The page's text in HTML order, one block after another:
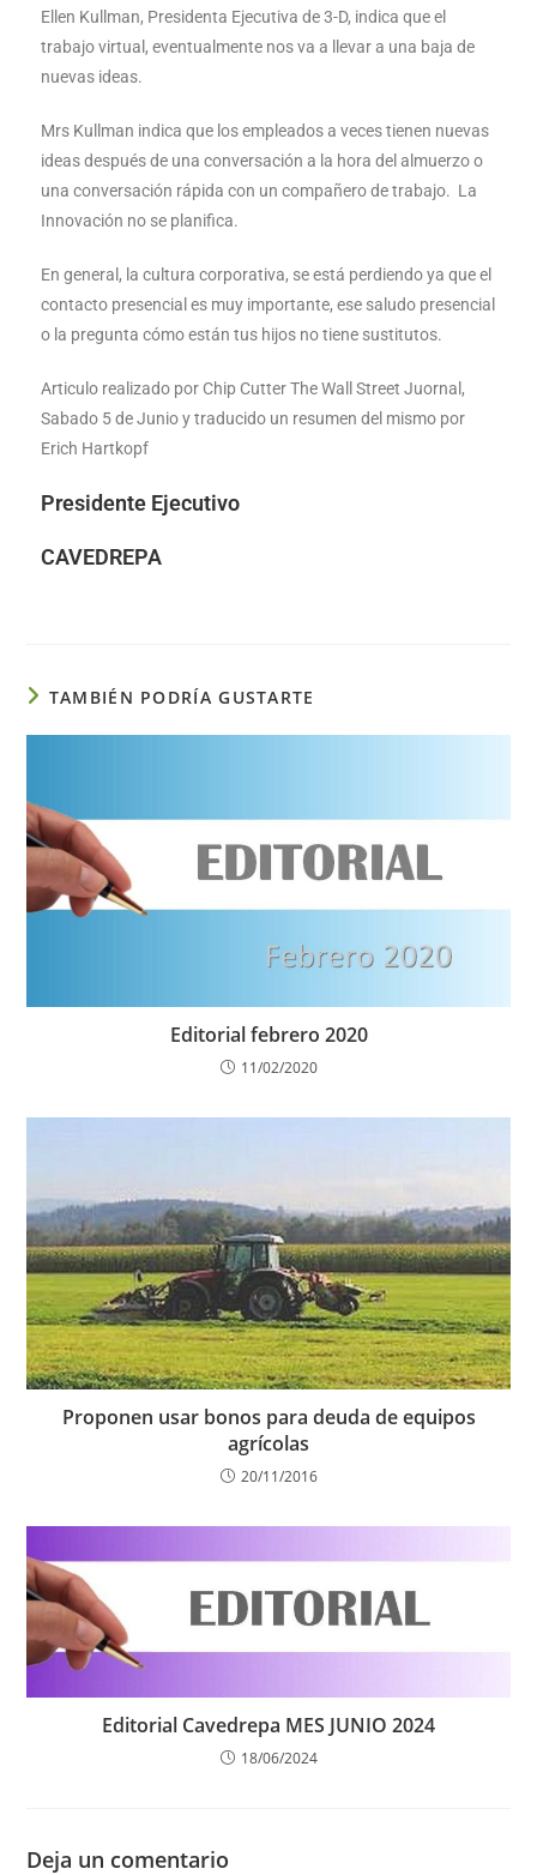
Ellen Kullman, Presidenta Ejecutiva de 3-D, indica que el
trabajo virtual, eventualmente nos va a llevar a una baja de
nuevas ideas.
Mrs Kullman indica que los empleados a veces tienen nuevas
ideas después de una conversación a la hora del almuerzo o
una conversación rápida con un compañero de trabajo. La
Innovación no se planifica.
En general, la cultura corporativa, se está perdiendo ya que el
contacto presencial es muy importante, ese saludo presencial
o la pregunta cómo están tus hijos no tiene sustitutos.
Articulo realizado por Chip Cutter The Wall Street Juornal,
Sabado 5 de Junio y traducido un resumen del mismo por
Erich Hartkopf
Presidente Ejecutivo
CAVEDREPA
TAMBIÉN PODRÍA GUSTARTE
Editorial febrero 2020
11/02/2020
Proponen usar bonos para deuda de equipos
agrícolas
20/11/2016
Editorial Cavedrepa MES JUNIO 2024
18/06/2024
Deja un comentario